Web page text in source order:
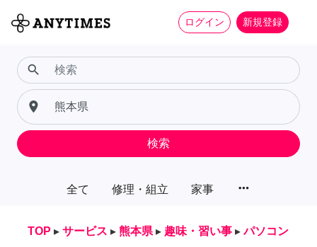
ログイン 新規登録
全て 修理・組立 家事 more_horiz
search
place
検索
TOP ▸ サービス ▸ 熊本県 ▸ 趣味・習い事 ▸ パソコン